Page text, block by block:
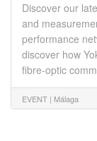
Discover our
and
performance
discover how
fibre-optic
EVENT | Málaga